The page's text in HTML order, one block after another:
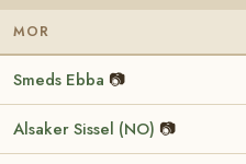
MOR
Smeds Ebba 📷
Alsaker Sissel (NO) 📷